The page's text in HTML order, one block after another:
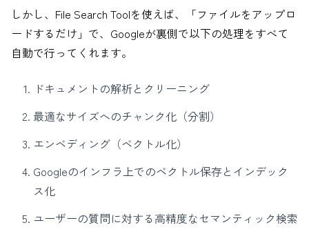
しかし、File Search Toolを使えば、「ファイルをアップロ
ードするだけ」で、Googleが裏側で以下の処理をすべて
自動で行ってくれます。
ドキュメントの解析とクリーニング
最適なサイズへのチャンク化（分割）
エンベディング（ベクトル化）
Googleのインフラ上でのベクトル保存とインデック
ス化
ユーザーの質問に対する高精度なセマンティック検索